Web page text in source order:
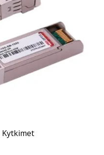
Kytkimet